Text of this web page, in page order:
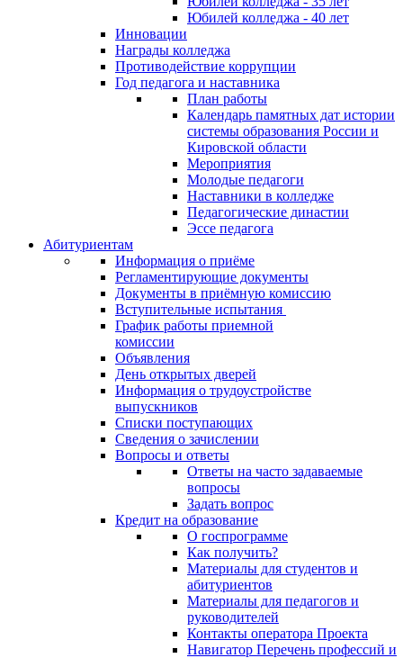
Юбилей колледжа - 40 лет
Инновации
Награды колледжа
Противодействие коррупции
Год педагога и наставника
План работы
Календарь памятных дат истории
системы образования России и
Кировской области
Мероприятия
Молодые педагоги
Наставники в колледже
Педагогические династии
Эссе педагога
Абитуриентам
Информация о приёме
Регламентирующие документы
Документы в приёмную комиссию
Вступительные испытания
График работы приемной
комиссии
Объявления
День открытых дверей
Информация о трудоустройстве
выпускников
Списки поступающих
Сведения о зачислении
Вопросы и ответы
Ответы на часто задаваемые
вопросы
Задать вопрос
Кредит на образование
О госпрограмме
Как получить?
Материалы для студентов и
абитуриентов
Материалы для педагогов и
руководителей
Контакты оператора Проекта
Навигатор Перечень профессий и